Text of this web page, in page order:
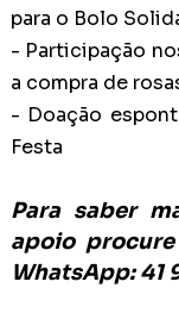
para o Bolo
- Participação
a compra de
- Doação
Festa
Para saber
apoio
WhatsApp: 41